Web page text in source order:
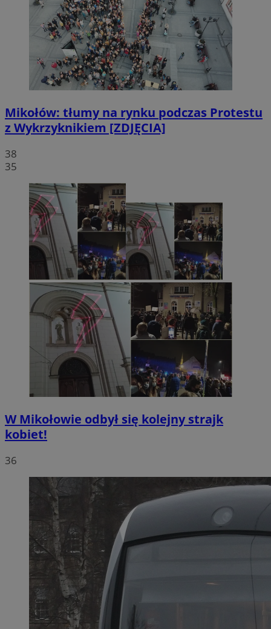
Mikołów: tłumy na rynku podczas Protestu
z Wykrzyknikiem [ZDJĘCIA]
38
35
W Mikołowie odbył się kolejny strajk
kobiet!
36